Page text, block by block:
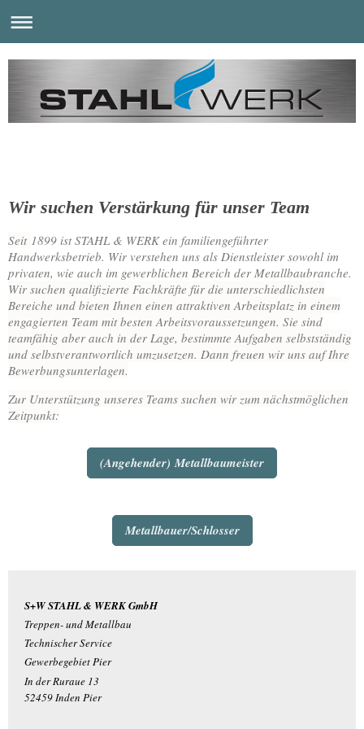
Wir suchen Verstärkung für unser Team
​Seit 1899 ist STAHL & WERK ein familiengeführter
Handwerksbetrieb. Wir verstehen uns als Dienstleister sowohl im
privaten, wie auch im gewerblichen Bereich der Metallbaubranche.
Wir suchen qualifizierte Fachkräfte für die unterschiedlichsten
Bereiche und bieten Ihnen einen attraktiven Arbeitsplatz in einem
engagierten Team mit besten Arbeitsvoraussetzungen. Sie sind
teamfähig aber auch in der Lage, bestimmte Aufgaben selbstständig
und selbstverantwortlich umzusetzen. Dann freuen wir uns auf Ihre
Bewerbungsunterlagen.
Zur Unterstützung unseres Teams suchen wir zum nächstmöglichen
Zeitpunkt:
(Angehender) Metallbaumeister
Metallbauer/Schlosser
S+W STAHL & WERK GmbH
Treppen- und Metallbau
Technischer Service
Gewerbegebiet Pier
In der Ruraue 13
52459 Inden Pier